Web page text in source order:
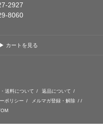
2927
8060
▶ カートを見る
送料について / 返品について /
ポリシー / メルマガ登録・解除 / /